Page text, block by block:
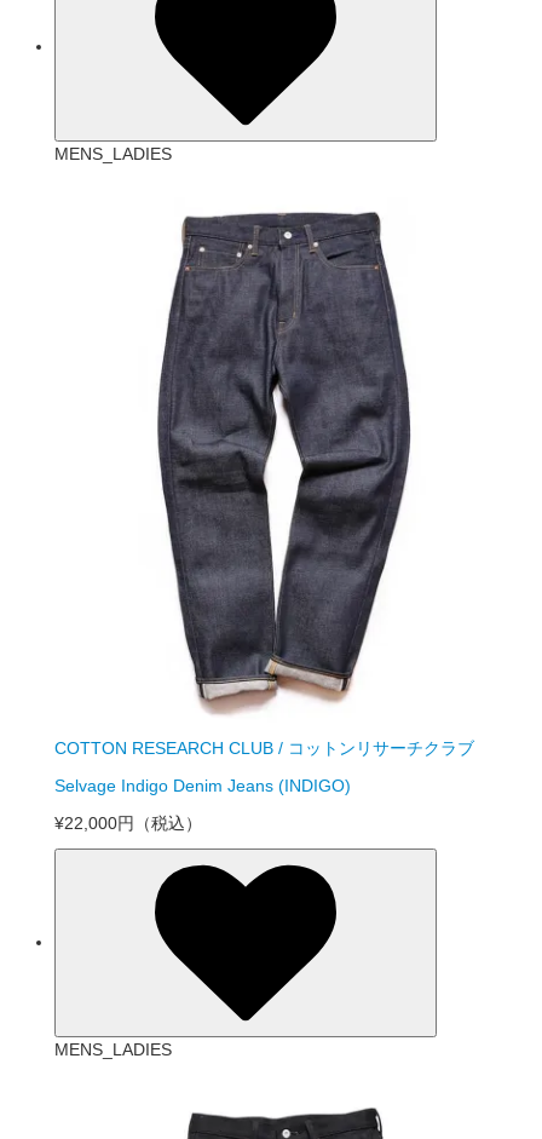
MENS_LADIES
COTTON RESEARCH CLUB / コットンリサーチクラブ
Selvage Indigo Denim Jeans (INDIGO)
¥22,000円
（税込）
MENS_LADIES